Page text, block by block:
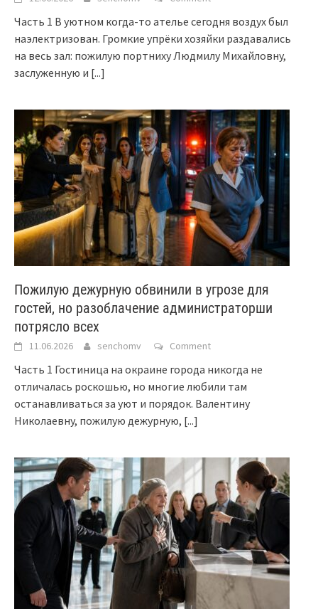
Часть 1 В уютном когда-то ателье сегодня воздух был
наэлектризован. Громкие упрёки хозяйки раздавались
на весь зал: пожилую портниху Людмилу Михайловну,
заслуженную и [...]
Пожилую дежурную обвинили в угрозе для
гостей, но разоблачение администраторши
потрясло всех
11.06.2026 senchomv Comment
Часть 1 Гостиница на окраине города никогда не
отличалась роскошью, но многие любили там
останавливаться за уют и порядок. Валентину
Николаевну, пожилую дежурную, [...]